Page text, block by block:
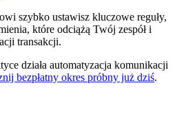
szybko ustawisz kluczowe reguły,
które odciążą Twój zespół i
transakcji.
działa automatyzacja komunikacji
bezpłatny okres próbny już dziś.